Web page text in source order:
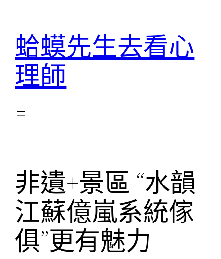
蛤蟆先生去看心
理師
非遺+景區 “水韻
江蘇億嵐系統傢
俱”更有魅力